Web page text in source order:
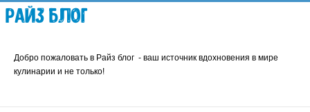
Райз Блог
Добро пожаловать в Райз блог - ваш источник вдохновения в мире
кулинарии и не только!